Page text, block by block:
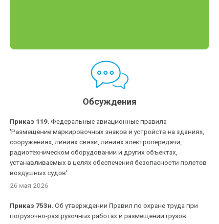
Обсуждения
Приказ 119. Федеральные авиационные правила
'Размещение маркировочных знаков и устройств на зданиях,
сооружениях, линиях связи, линиях электропередачи,
радиотехническом оборудовании и других объектах,
устанавливаемых в целях обеспечения безопасности полетов
воздушных судов'
26 мая 2026
Приказ 753н. Об утверждении Правил по охране труда при
погрузочно-разгрузочных работах и размещении грузов